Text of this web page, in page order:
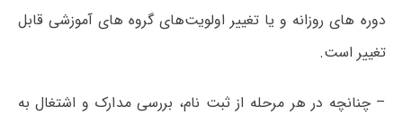
دوره های روزانه و یا تغییر اولویت‌های گروه های آموزشی قابل
تغییر است.
– چنانچه در هر مرحله از ثبت نام، بررسی مدارک و اشتغال به